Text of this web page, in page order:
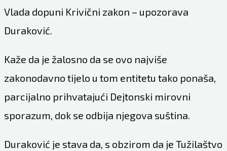
Vlada dopuni Krivični zakon – upozorava
Duraković.
Kaže da je žalosno da se ovo najviše
zakonodavno tijelo u tom entitetu tako ponaša,
parcijalno prihvatajući Dejtonski mirovni
sporazum, dok se odbija njegova suština.
Duraković je stava da, s obzirom da je Tužilaštvo